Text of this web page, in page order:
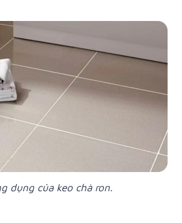
dụng của keo chà ron.